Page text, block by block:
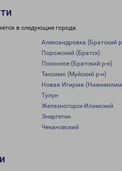
в следующие города:
Александровка (Братский
Порожский (Братск)
Покосное (Братский р-н)
Таксимо (Муйский р-н)
Новая Игирма
Тулун
Железногорск-Илимский
Энергетик
Чекановский